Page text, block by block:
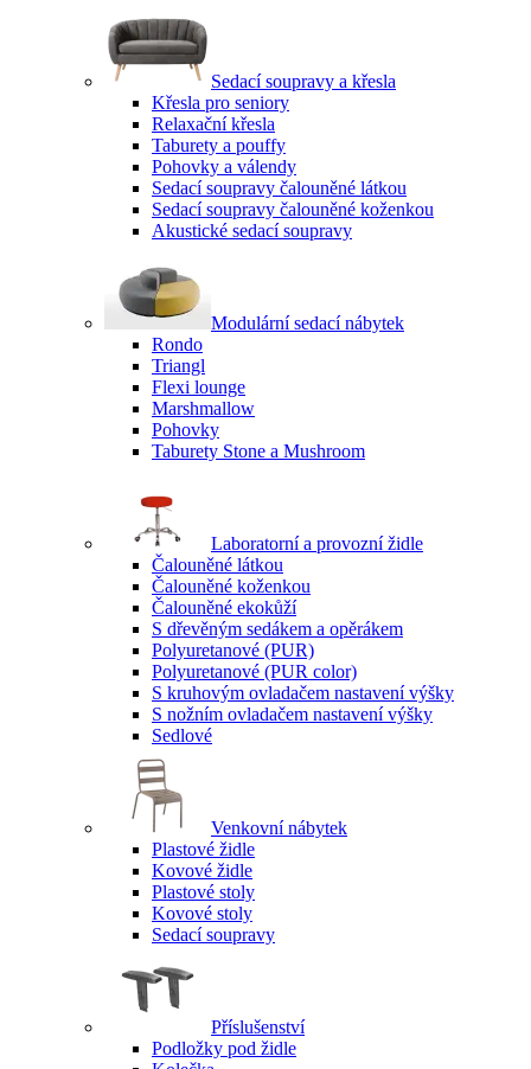
Sedací soupravy a křesla
Křesla pro seniory
Relaxační křesla
Taburety a pouffy
Pohovky a válendy
Sedací soupravy čalouněné látkou
Sedací soupravy čalouněné koženkou
Akustické sedací soupravy
Modulární sedací nábytek
Rondo
Triangl
Flexi lounge
Marshmallow
Pohovky
Taburety Stone a Mushroom
Laboratorní a provozní židle
Čalouněné látkou
Čalouněné koženkou
Čalouněné ekokůží
S dřevěným sedákem a opěrákem
Polyuretanové (PUR)
Polyuretanové (PUR color)
S kruhovým ovladačem nastavení výšky
S nožním ovladačem nastavení výšky
Sedlové
Venkovní nábytek
Plastové židle
Kovové židle
Plastové stoly
Kovové stoly
Sedací soupravy
Příslušenství
Podložky pod židle